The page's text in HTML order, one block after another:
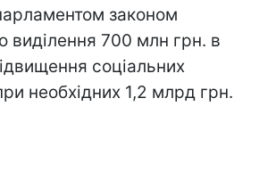
законом
виділення 700 млн грн. в
соціальних
необхідних 1,2 млрд грн.